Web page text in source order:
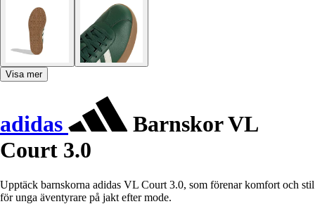
Visa mer
adidas
Barnskor VL
Court 3.0
Upptäck barnskorna adidas VL Court 3.0, som förenar komfort och stil
för unga äventyrare på jakt efter mode.